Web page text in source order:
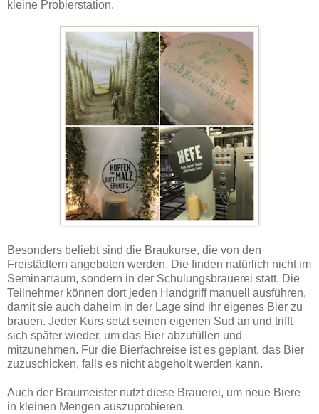
kleine Probierstation.
Besonders beliebt sind die Braukurse, die von den
Freistädtern angeboten werden. Die finden natürlich nicht im
Seminarraum, sondern in der Schulungsbrauerei statt. Die
Teilnehmer können dort jeden Handgriff manuell ausführen,
damit sie auch daheim in der Lage sind ihr eigenes Bier zu
brauen. Jeder Kurs setzt seinen eigenen Sud an und trifft
sich später wieder, um das Bier abzufüllen und
mitzunehmen. Für die Bierfachreise ist es geplant, das Bier
zuzuschicken, falls es nicht abgeholt werden kann.
Auch der Braumeister nutzt diese Brauerei, um neue Biere
in kleinen Mengen auszuprobieren.